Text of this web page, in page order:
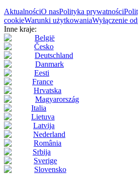
AktualnościO nasPolityka prywatności
cookieWarunki użytkowaniaWyłączenie
Inne kraje:
België
Česko
Deutschland
Danmark
Eesti
France
Hrvatska
Magyarország
Italia
Lietuva
Latvija
Nederland
România
Srbija
Sverige
Slovensko